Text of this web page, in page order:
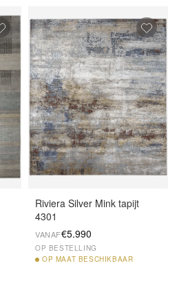
Riviera Silver Mink tapijt
4301
VANAF€5.990
OP BESTELLING
OP MAAT BESCHIKBAAR